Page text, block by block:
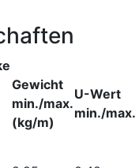
Gewicht
min./max.
(kg/m)
U-Wert
min./max.